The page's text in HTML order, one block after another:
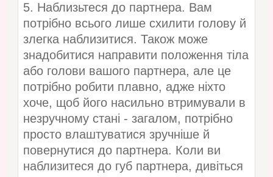
5. Наблизьтеся до партнера. Вам
потрібно всього лише схилити голову й
злегка наблизитися. Також може
знадобитися направити положення тіла
або голови вашого партнера, але це
потрібно робити плавно, адже ніхто
хоче, щоб його насильно втримували в
незручному стані - загалом, потрібно
просто влаштуватися зручніше й
повернутися до партнера. Коли ви
наблизитеся до губ партнера, дивіться